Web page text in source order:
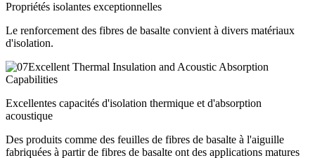
Propriétés isolantes exceptionnelles
Le renforcement des fibres de basalte convient à divers matériaux
d'isolation.
Excellentes capacités d'isolation thermique et d'absorption
acoustique
Des produits comme des feuilles de fibres de basalte à l'aiguille
fabriquées à partir de fibres de basalte ont des applications matures